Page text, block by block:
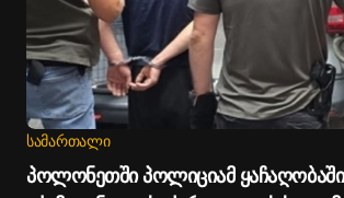
ᲡᲐᲛᲐᲠᲗᲐᲚᲘ
პოლონეთში პოლიციამ ყაჩაღობაში